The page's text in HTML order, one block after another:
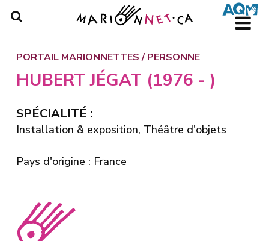
Skip
content
PORTAIL MARIONNETTES/PERSONNE
HUBERT JÉGAT (1976 - )
SPÉCIALITÉ :
Installation & exposition, Théâtre d'objets
Pays d'origine : France